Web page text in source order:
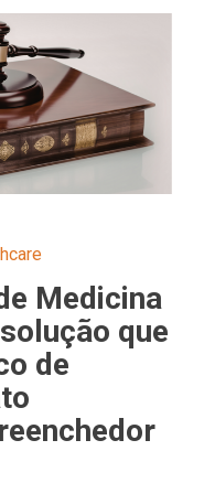
Medicina
que
de